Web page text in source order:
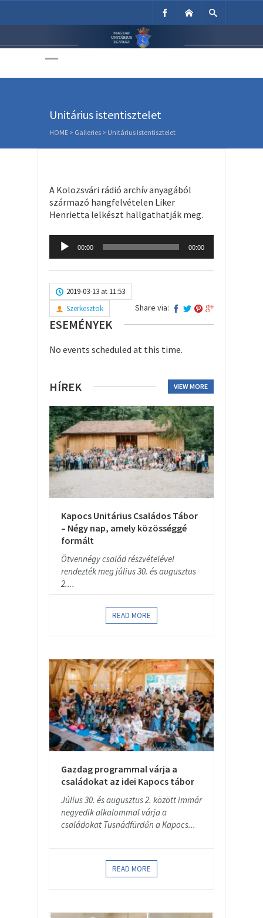
Unitárius Egyház
Unitárius istentisztelet
HOME > Galleries > Unitárius istentisztelet
A Kolozsvári rádió archív anyagából
származó hangfelvételen Liker
Henrietta lelkészt hallgathatják meg.
Audio
Player
00:00 00:00
2019-03-13 at 11:53
Szerkesztok
Share via:
ESEMÉNYEK
No events scheduled at this time.
HÍREK VIEW MORE
Kapocs Unitárius Családos Tábor
– Négy nap, amely közösséggé
formált
Ötvennégy család részvételével
rendezték meg július 30. és augusztus
2....
READ MORE
Gazdag programmal várja a
családokat az idei Kapocs tábor
Július 30. és augusztus 2. között immár
negyedik alkalommal várja a
családokat Tusnádfürdőn a Kapocs...
READ MORE